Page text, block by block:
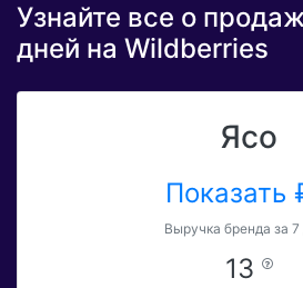
Узнайте все о
дней на Wildberries
Ясо
Показать
Выручка бренда за 7
13